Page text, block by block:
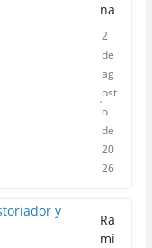
na
2
de
ag
ost
o
de
20
26
Ra
mi